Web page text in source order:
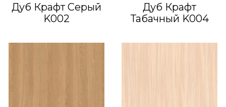
Дуб Крафт Серый
K002
Дуб Крафт
Табачный K004